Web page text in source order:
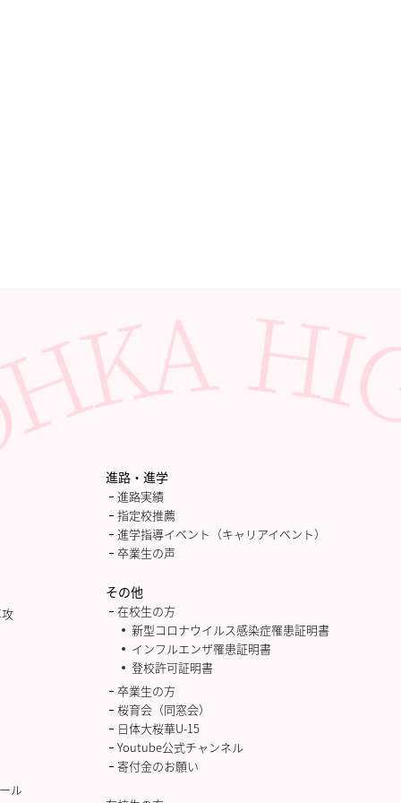
ル
進路・進学
進路実績
指定校推薦
進学指導イベント（キャリアイベント）
卒業生の声
その他
在校生の方
新型コロナウイルス感染症罹患証明書
インフルエンザ罹患証明書
登校許可証明書
卒業生の方
桜育会（同窓会）
日体大桜華U-15
Youtube公式チャンネル
寄付金のお願い